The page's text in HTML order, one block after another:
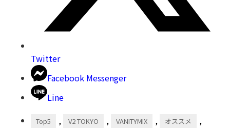
Twitter
Facebook Messenger
Line
Top5 , V2 TOKYO , VANITYMIX , オススメ ,